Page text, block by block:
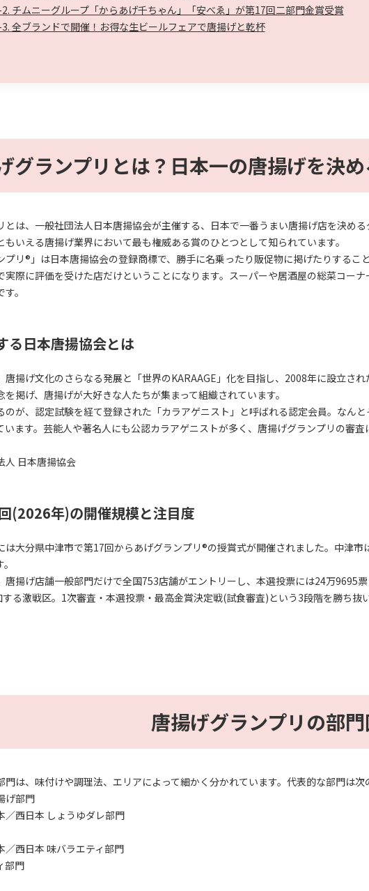
チムニーグループ「からあげ千ちゃん」「安べゑ」が第17回二部門金賞受賞
全ブランドで開催！お得な生ビールフェアで唐揚げと乾杯
グランプリとは？日本一の唐揚げを決
とは、一般社団法人日本唐揚協会が主催する、日本で一番うまい唐揚げ店を決め
もいえる唐揚げ業界において最も権威ある賞のひとつとして知られています。
プリ®」は日本唐揚協会の登録商標で、勝手に名乗ったり販促物に掲げたりする
実際に評価を受けた店だけということになります。スーパーや居酒屋の総菜コー
。
る日本唐揚協会とは
唐揚げ文化のさらなる発展と「世界のKARAAGE」化を目指し、2008年に設立さ
を掲げ、唐揚げが大好きな人たちが集まって組織されています。
のが、認定試験を経て登録された「カラアゲニスト」と呼ばれる認定会員。なん
います。芸能人や著名人にも公認カラアゲニストが多く、唐揚げグランプリの審査
人 日本唐揚協会
(2026年)の開催規模と注目度
は大分県中津市で第17回からあげグランプリ®の授賞式が開催されました。中津
唐揚げ店舗一般部門だけで全国753店舗がエントリーし、本選投票には24万9695
る激戦区。1次審査・本選投票・最高金賞決定戦(試食審査)という3段階を勝ち
唐揚げグランプリの部
門は、味付けや調理法、エリアによって細かく分かれています。代表的な部門は次
げ部門
／西日本 しょうゆダレ部門
／西日本 味バラエティ部門
部門